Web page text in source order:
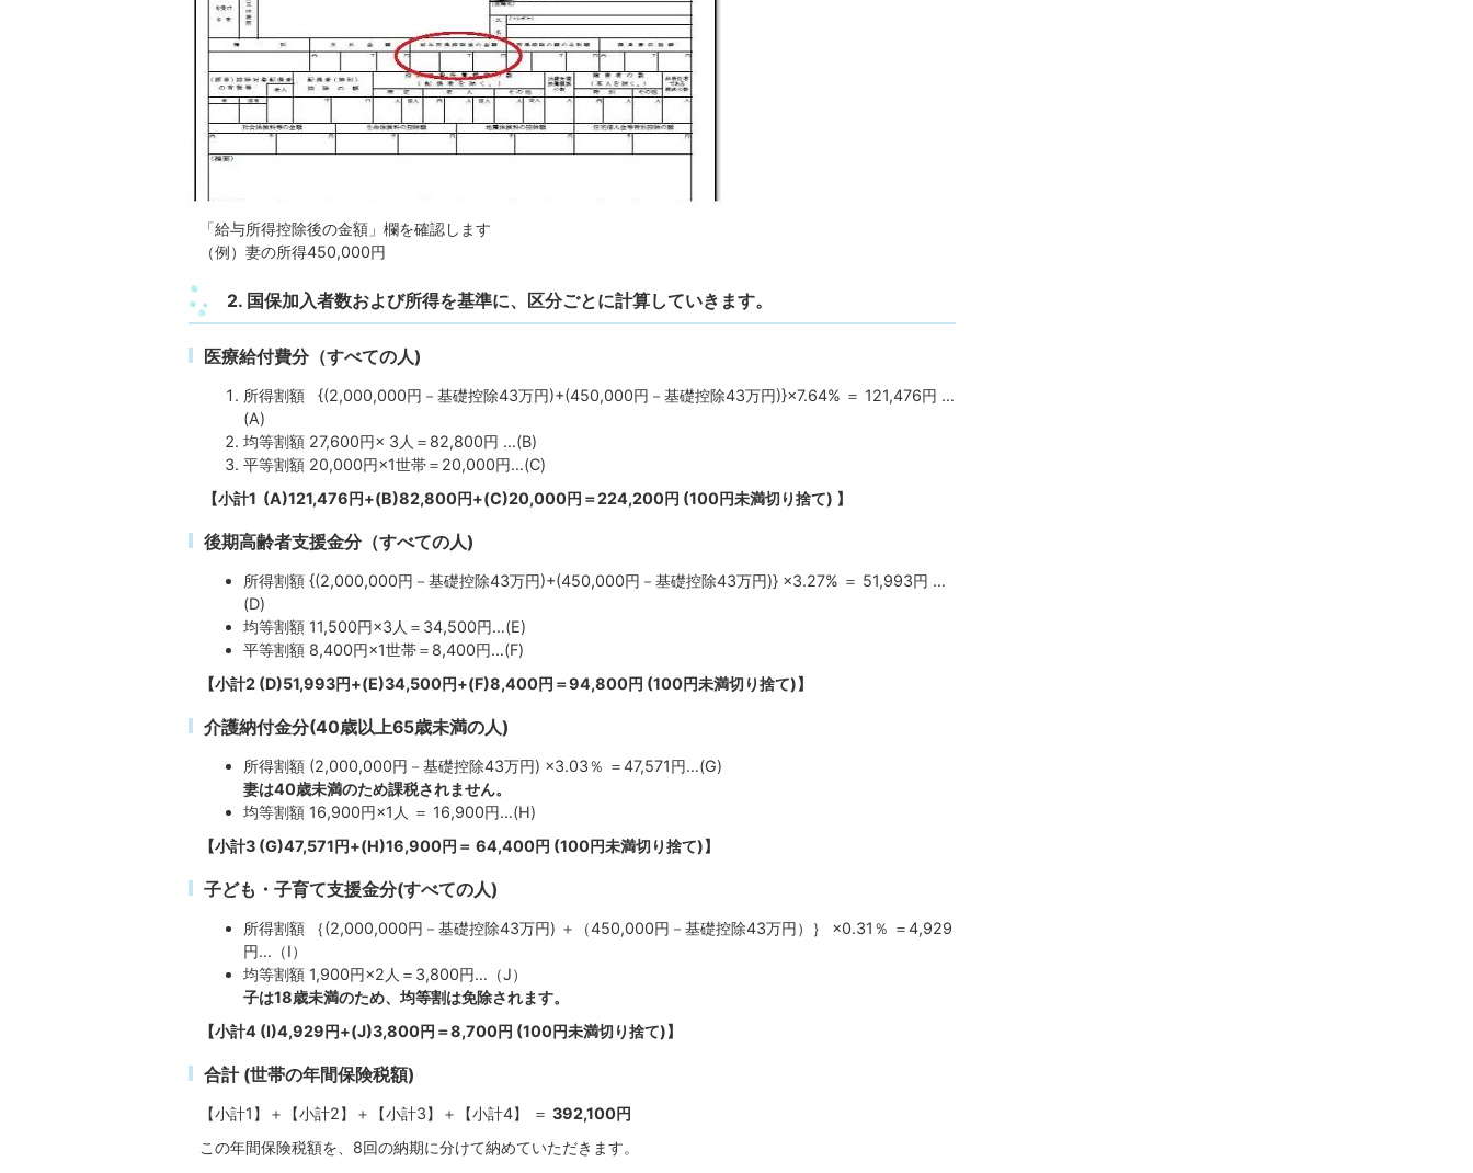
「給与所得控除後の金額」欄を確認します
（例）妻の所得450,000円
2. 国保加入者数および所得を基準に、区分ごとに計算していきます。
医療給付費分（すべての人)
所得割額 {(2,000,000円－基礎控除43万円)+(450,000円－基礎控除43万円)}×7.64% ＝ 121,476円 …
(A)
均等割額 27,600円× 3人＝82,800円 …(B)
平等割額 20,000円×1世帯＝20,000円…(C)
【小計1 (A)121,476円+(B)82,800円+(C)20,000円＝224,200円 (100円未満切り捨て) 】
後期高齢者支援金分（すべての人)
所得割額 {(2,000,000円－基礎控除43万円)+(450,000円－基礎控除43万円)} ×3.27% ＝ 51,993円 …
(D)
均等割額 11,500円×3人＝34,500円…(E)
平等割額 8,400円×1世帯＝8,400円…(F)
【小計2 (D)51,993円+(E)34,500円+(F)8,400円＝94,800円 (100円未満切り捨て)】
介護納付金分(40歳以上65歳未満の人)
所得割額 (2,000,000円－基礎控除43万円) ×3.03％ ＝47,571円…(G)
妻は40歳未満のため課税されません。
均等割額 16,900円×1人 ＝ 16,900円…(H)
【小計3 (G)47,571円+(H)16,900円＝ 64,400円 (100円未満切り捨て)】
子ども・子育て支援金分(すべての人)
所得割額 ｛(2,000,000円－基礎控除43万円) ＋（450,000円－基礎控除43万円）｝ ×0.31％ ＝4,929
円…（I）
均等割額 1,900円×2人＝3,800円…（J）
子は18歳未満のため、均等割は免除されます。
【小計4 (I)4,929円+(J)3,800円＝8,700円 (100円未満切り捨て)】
合計 (世帯の年間保険税額)
【小計1】＋【小計2】＋【小計3】＋【小計4】 ＝ 392,100円
この年間保険税額を、8回の納期に分けて納めていただきます。